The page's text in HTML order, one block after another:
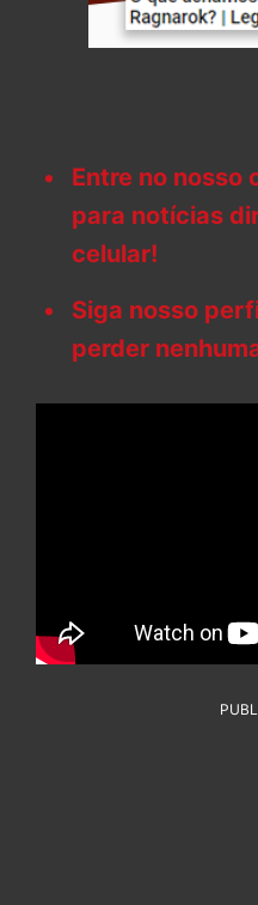
Entre no nosso
para notícias
celular!
Siga nosso
perder